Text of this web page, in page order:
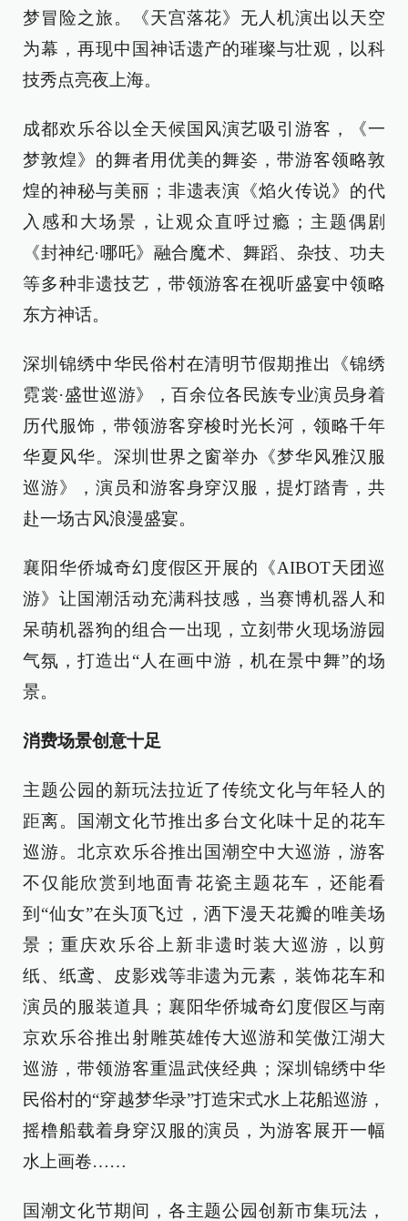
梦冒险之旅。《天宫落花》无人机演出以天空
为幕，再现中国神话遗产的璀璨与壮观，以科
技秀点亮夜上海。
成都欢乐谷以全天候国风演艺吸引游客，《一
梦敦煌》的舞者用优美的舞姿，带游客领略敦
煌的神秘与美丽；非遗表演《焰火传说》的代
入感和大场景，让观众直呼过瘾；主题偶剧
《封神纪·哪吒》融合魔术、舞蹈、杂技、功夫
等多种非遗技艺，带领游客在视听盛宴中领略
东方神话。
深圳锦绣中华民俗村在清明节假期推出《锦绣
霓裳·盛世巡游》，百余位各民族专业演员身着
历代服饰，带领游客穿梭时光长河，领略千年
华夏风华。深圳世界之窗举办《梦华风雅汉服
巡游》，演员和游客身穿汉服，提灯踏青，共
赴一场古风浪漫盛宴。
襄阳华侨城奇幻度假区开展的《AIBOT天团巡
游》让国潮活动充满科技感，当赛博机器人和
呆萌机器狗的组合一出现，立刻带火现场游园
气氛，打造出“人在画中游，机在景中舞”的场
景。
消费场景创意十足
主题公园的新玩法拉近了传统文化与年轻人的
距离。国潮文化节推出多台文化味十足的花车
巡游。北京欢乐谷推出国潮空中大巡游，游客
不仅能欣赏到地面青花瓷主题花车，还能看
到“仙女”在头顶飞过，洒下漫天花瓣的唯美场
景；重庆欢乐谷上新非遗时装大巡游，以剪
纸、纸鸢、皮影戏等非遗为元素，装饰花车和
演员的服装道具；襄阳华侨城奇幻度假区与南
京欢乐谷推出射雕英雄传大巡游和笑傲江湖大
巡游，带领游客重温武侠经典；深圳锦绣中华
民俗村的“穿越梦华录”打造宋式水上花船巡游，
摇橹船载着身穿汉服的演员，为游客展开一幅
水上画卷……
国潮文化节期间，各主题公园创新市集玩法，